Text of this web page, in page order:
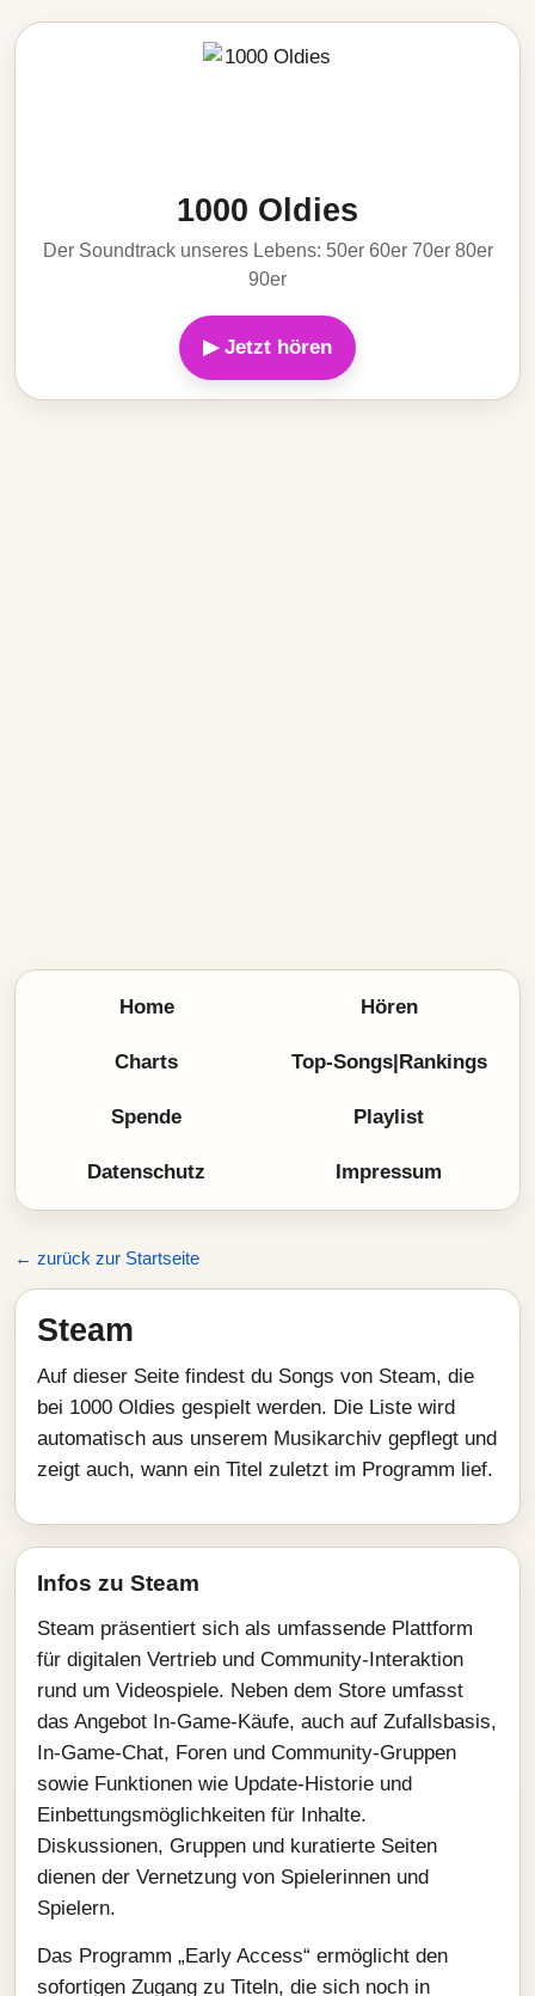
1000 Oldies
Der Soundtrack unseres Lebens: 50er 60er 70er 80er
90er
▶ Jetzt hören
Home Hören
Charts Top-Songs|Rankings
Spende Playlist
Datenschutz Impressum
← zurück zur Startseite
Steam
Auf dieser Seite findest du Songs von Steam, die
bei 1000 Oldies gespielt werden. Die Liste wird
automatisch aus unserem Musikarchiv gepflegt und
zeigt auch, wann ein Titel zuletzt im Programm lief.
Infos zu Steam
Steam präsentiert sich als umfassende Plattform
für digitalen Vertrieb und Community-Interaktion
rund um Videospiele. Neben dem Store umfasst
das Angebot In-Game-Käufe, auch auf Zufallsbasis,
In-Game-Chat, Foren und Community-Gruppen
sowie Funktionen wie Update-Historie und
Einbettungsmöglichkeiten für Inhalte.
Diskussionen, Gruppen und kuratierte Seiten
dienen der Vernetzung von Spielerinnen und
Spielern.
Das Programm „Early Access“ ermöglicht den
sofortigen Zugang zu Titeln, die sich noch in